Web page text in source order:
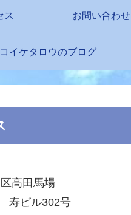
ス お問い合わせ
コイケタロウのブログ
高田馬場
寿ビル302号